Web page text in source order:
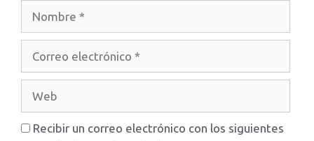
Recibir un correo electrónico con los siguientes